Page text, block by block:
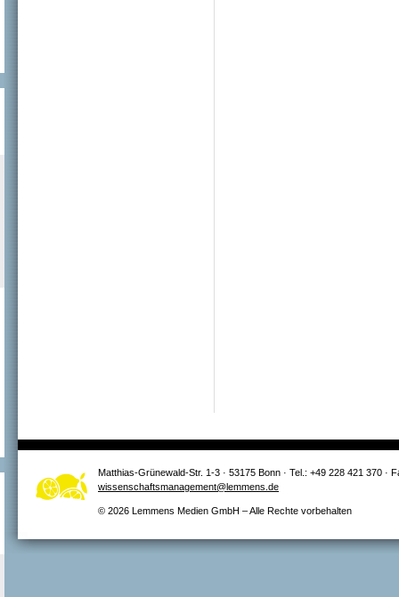
Matthias-Grünewald-Str. 1-3 · 53175 Bonn · Tel.: +49 228 421 370 ·
wissenschaftsmanagement@lemmens.de
© 2026 Lemmens Medien GmbH – Alle Rechte vorbehalten